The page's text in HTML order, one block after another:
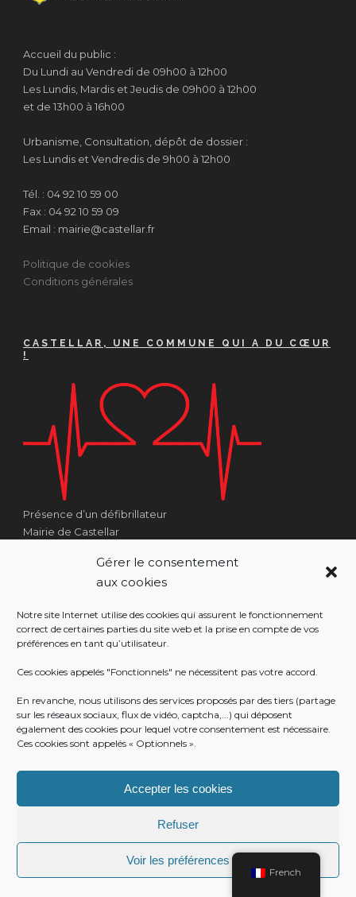
Gérer le consentement
aux cookies
Notre site Internet utilise des cookies qui assurent le fonctionnement
correct de certaines parties du site web et la prise en compte de vos
préférences en tant qu’utilisateur.
Ces cookies appelés "Fonctionnels" ne nécessitent pas votre accord.
En revanche, nous utilisons des services proposés par des tiers (partage
sur les réseaux sociaux, flux de vidéo, captcha,...) qui déposent
également des cookies pour lequel votre consentement est nécessaire.
Ces cookies sont appelés « Optionnels ».
Accepter les cookies
Refuser
Voir les préférences
Accueil du public :
Du Lundi au Vendredi de 09h00 à 12h00
Les Lundis, Mardis et Jeudis de 09h00 à 12h00
et de 13h00 à 16h00
Urbanisme, Consultation, dépôt de dossier :
Les Lundis et Vendredis de 9h00 à 12h00
Tél. : 04 92 10 59 00
Fax : 04 92 10 59 09
Email : mairie@castellar.fr
Politique de cookies
Conditions générales
CASTELLAR, UNE COMMUNE QUI A DU CŒUR
!
Présence d’un défibrillateur
Mairie de Castellar
Côté Escalier Rue Sarrail
06500 Castellar
RÉALISATION
French